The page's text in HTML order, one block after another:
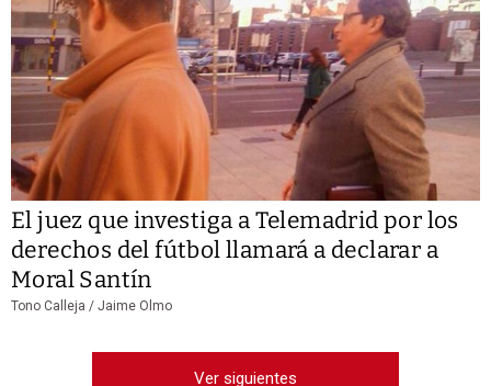
El juez que investiga a Telemadrid por los
derechos del fútbol llamará a declarar a
Moral Santín
Tono Calleja / Jaime Olmo
Ver siguientes